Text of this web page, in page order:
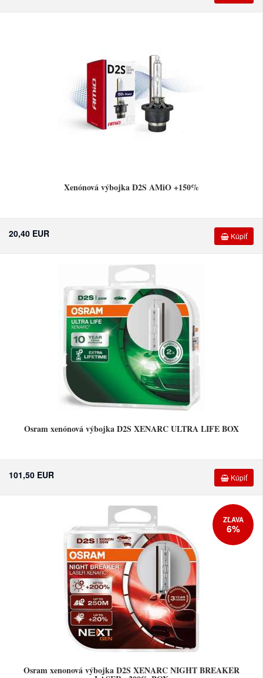
Xenónová výbojka D2S AMiO +150%
Kúpiť
20,40 EUR
Osram xenónová výbojka D2S XENARC ULTRA LIFE BOX
Kúpiť
101,50 EUR
ZĽAVA
6%
Osram xenonová výbojka D2S XENARC NIGHT BREAKER